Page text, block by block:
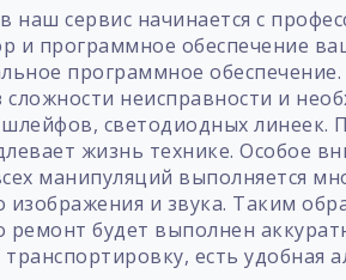
сервис начинается с
и программное обеспечение
программное
сложности неисправности и
светодиодных линеек.
жизнь технике. Особое
манипуляций выполняется
изображения и звука. Таким
ремонт будет выполнен
транспортировку, есть